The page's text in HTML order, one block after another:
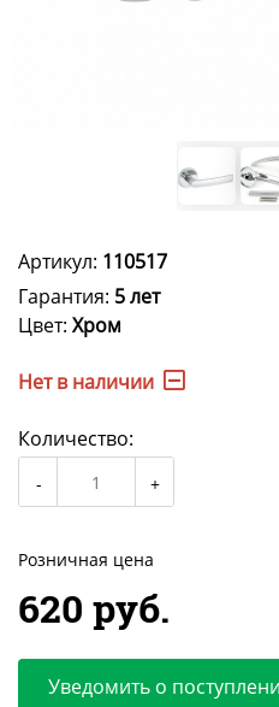
Артикул: 110517
Гарантия: 5 лет
Цвет: Хром
Нет в наличии
Количество:
Розничная цена
620 руб.
Уведомить о